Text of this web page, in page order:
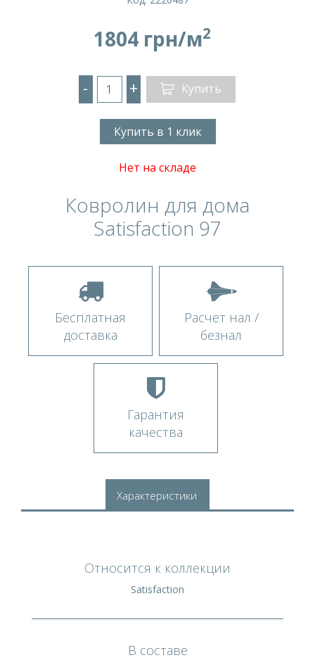
1804 грн/м2
- + Купить
Купить в 1 клик
Нет на складе
Ковролин для дома
Satisfaction 97
Бесплатная
доставка
Расчет нал /
безнал
Гарантия
качества
Характеристики
Относится к коллекции
Satisfaction
В составе